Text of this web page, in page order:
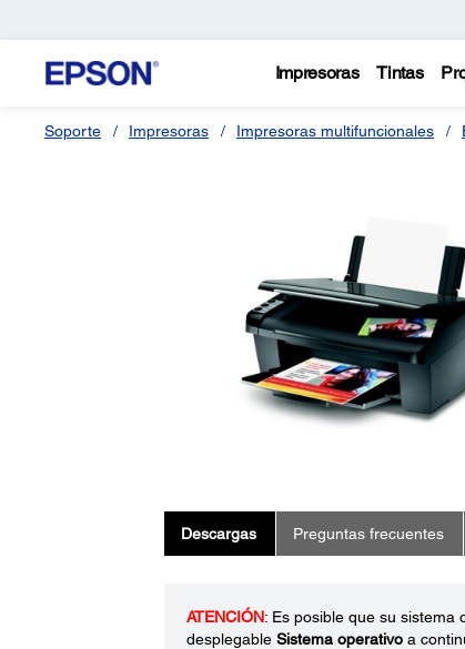
Impresoras Tintas
Soporte Impresoras Impresoras multifuncionales
Descargas Preguntas frecuentes
ATENCIÓN: Es posible que su sistema
desplegable Sistema operativoa